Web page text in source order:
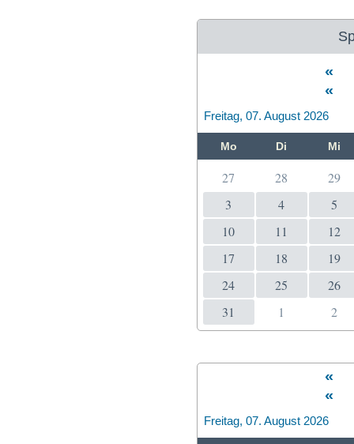
«
«
Freitag, 07. August 2026
Mo Di Mi
27 28
29
3
4
5
10
11
12
17
18
19
24
25
26
31
1 2
«
«
Freitag, 07. August 2026